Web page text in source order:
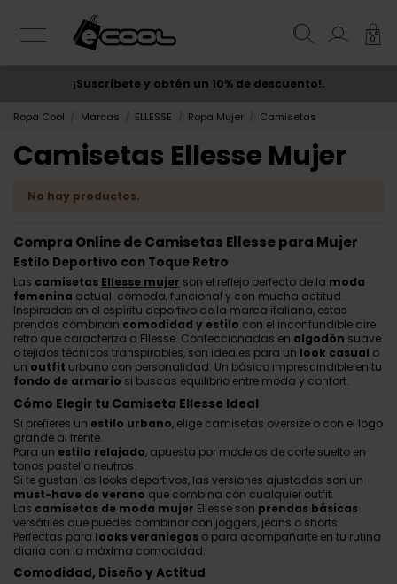
0
ENVÍO GRATIS desde 50€
¡Suscríbete y obtén un 10% de descuento!.
Ropa Cool Marcas ELLESSE Ropa Mujer Camisetas
Camisetas Ellesse Mujer
No hay productos.
Compra Online de Camisetas Ellesse para Mujer
Estilo Deportivo con Toque Retro
Las camisetas Ellesse mujer son el reflejo perfecto de la moda
femenina actual: cómoda, funcional y con mucha actitud.
Inspiradas en el espíritu deportivo de la marca italiana, estas
prendas combinan comodidad y estilo con el inconfundible aire
retro que caracteriza a Ellesse. Confeccionadas en algodón suave
o tejidos técnicos transpirables, son ideales para un look casual o
un outfit urbano con personalidad. Un básico imprescindible en tu
fondo de armario si buscas equilibrio entre moda y confort.
Cómo Elegir tu Camiseta Ellesse Ideal
Si prefieres un estilo urbano, elige camisetas oversize o con el logo
grande al frente.
Para un estilo relajado, apuesta por modelos de corte suelto en
tonos pastel o neutros.
Si te gustan los looks deportivos, las versiones ajustadas son un
must-have de verano que combina con cualquier outfit.
Las camisetas de moda mujer Ellesse son prendas básicas
versátiles que puedes combinar con joggers, jeans o shorts.
Perfectas para looks veraniegos o para acompañarte en tu rutina
diaria con la máxima comodidad.
Comodidad, Diseño y Actitud